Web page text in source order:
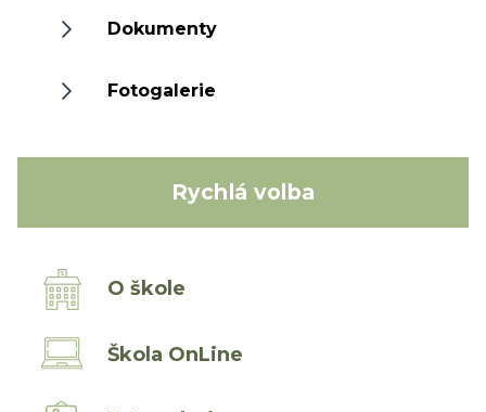
Dokumenty
Fotogalerie
Rychlá volba
O škole
Škola OnLine